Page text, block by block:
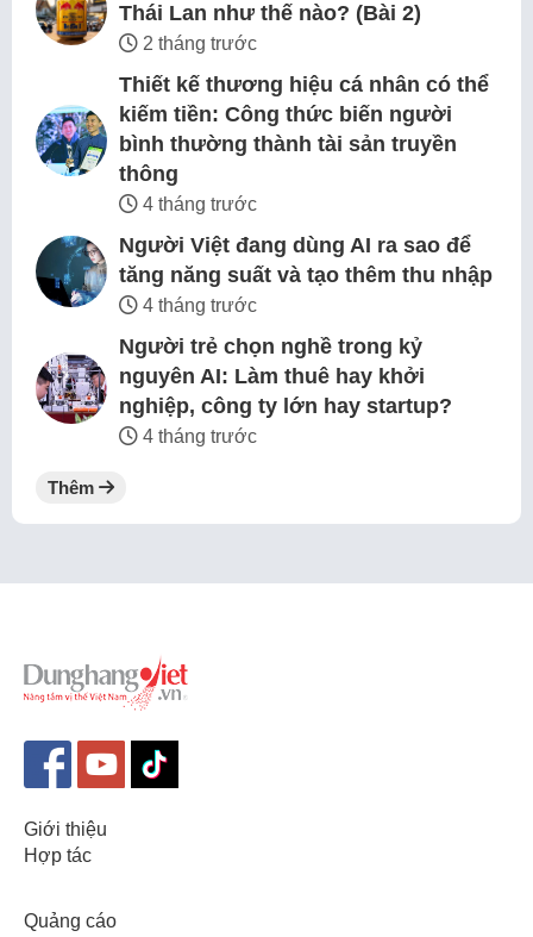
Thái Lan như thế nào? (Bài 2)
2 tháng trước
Thiết kế thương hiệu cá nhân có thể
kiếm tiền: Công thức biến người
bình thường thành tài sản truyền
thông
4 tháng trước
Người Việt đang dùng AI ra sao để
tăng năng suất và tạo thêm thu nhập
4 tháng trước
Người trẻ chọn nghề trong kỷ
nguyên AI: Làm thuê hay khởi
nghiệp, công ty lớn hay startup?
4 tháng trước
Thêm
Giới thiệu
Hợp tác
Quảng cáo